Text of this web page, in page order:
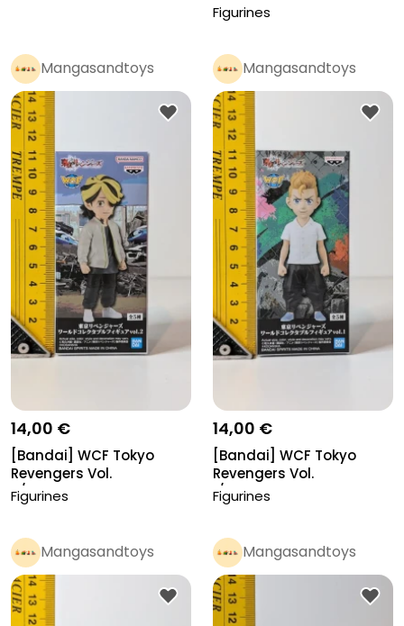
Keisuke
Figurines
Mangasandtoys
Pro
14,00 €
[Bandai] WCF Tokyo
Revengers Vol.
2/Hanemiya Kazut...
Figurines
Mangasandtoys
Pro
14,00 €
[Bandai] WCF Tokyo
Revengers Vol.
1/Hanagaki Takem...
Figurines
Mangasandtoys
Pro
Mangasandtoys
Pro